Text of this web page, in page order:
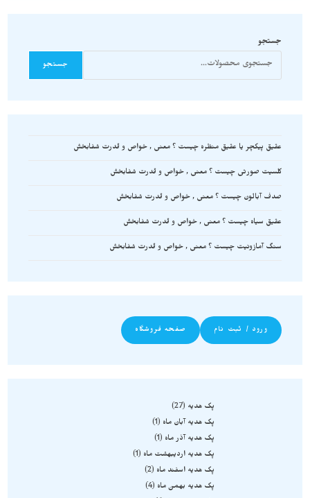
جستجو
جستجو
عقیق پیکچر یا عقیق منظره چیست ؟ معنی , خواص و قدرت شفابخش
کلسیت صورتی چیست ؟ معنی , خواص و قدرت شفابخش
صدف آبالون چیست ؟ معنی , خواص و قدرت شفابخش
عقیق سیاه چیست ؟ معنی , خواص و قدرت شفابخش
سنگ آمازونیت چیست ؟ معنی , خواص و قدرت شفابخش
ورود / ثبت نام صفحه فروشگاه
پک هدیه
27
پک هدیه آبان ماه
1
پک هدیه آذر ماه
1
پک هدیه اردیبهشت ماه
1
پک هدیه اسفند ماه
2
پک هدیه بهمن ماه
4